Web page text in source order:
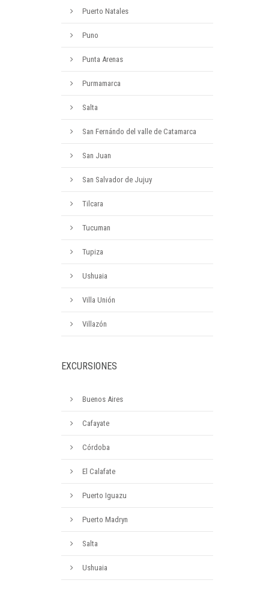
Puerto Natales
Puno
Punta Arenas
Purmamarca
Salta
San Fernándo del valle de Catamarca
San Juan
San Salvador de Jujuy
Tilcara
Tucuman
Tupiza
Ushuaia
Villa Unión
Villazón
EXCURSIONES
Buenos Aires
Cafayate
Córdoba
El Calafate
Puerto Iguazu
Puerto Madryn
Salta
Ushuaia